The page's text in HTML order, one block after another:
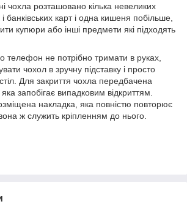
чохла розташовано кілька невеликих
банківських карт і одна кишеня побільше,
купюри або інші предмети які підходять
телефон не потрібно тримати в руках,
чохол в зручну підставку і просто
Для закриття чохла передбачена
яка запобігає випадковим відкриттям.
накладка, яка повністю повторює
ж служить кріпленням до нього.